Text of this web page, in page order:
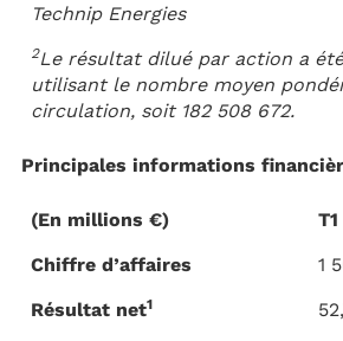
Technip Energies
2Le résultat dilué par action a
utilisant le nombre moyen
circulation, soit 182 508 672.
Principales informations
(En millions €)
Chiffre d’affaires
1
Résultat net1